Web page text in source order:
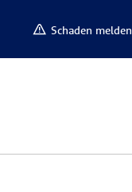
Schaden melden